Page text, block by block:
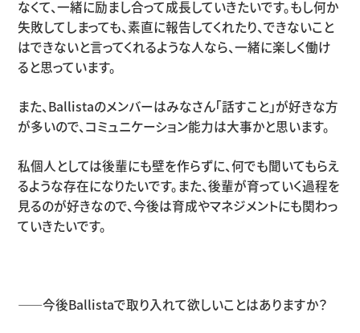
なくて、一緒に励まし合って成長していきたいです。もし何か
失敗してしまっても、素直に報告してくれたり、できないこと
はできないと言ってくれるような人なら、一緒に楽しく働け
ると思っています。
また、Ballistaのメンバーはみなさん「話すこと」が好きな方
が多いので、コミュニケーション能力は大事かと思います。
私個人としては後輩にも壁を作らずに、何でも聞いてもらえ
るような存在になりたいです。また、後輩が育っていく過程を
見るのが好きなので、今後は育成やマネジメントにも関わっ
ていきたいです。
――今後Ballistaで取り入れて欲しいことはありますか？